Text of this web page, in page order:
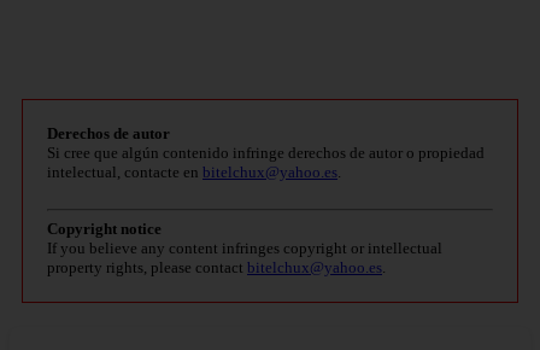
Derechos de autor
Si cree que algún contenido infringe derechos de autor o propiedad
intelectual, contacte en bitelchux@yahoo.es
Copyright notice
If you believe any content infringes copyright or intellectual
property rights, please contact bitelchux@yahoo.es